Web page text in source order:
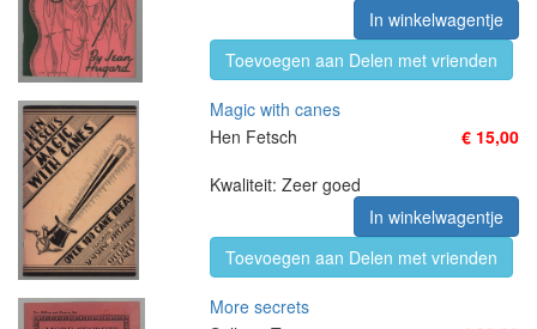
In winkelwagentje
Toevoegen aan Delen met vrienden
Magic with canes
Hen Fetsch
€ 15,00
Kwaliteit: Zeer goed
In winkelwagentje
Toevoegen aan Delen met vrienden
More secrets